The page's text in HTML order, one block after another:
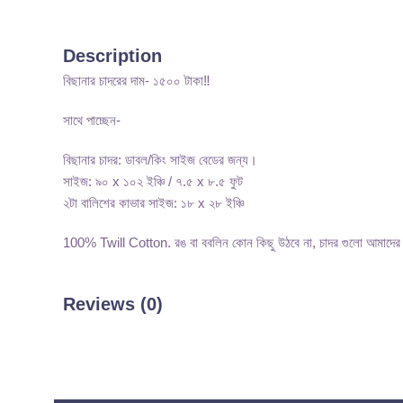
Description
বিছানার চাদরের দাম- ১৫০০ টাকা‼️
সাথে পাচ্ছেন-
বিছানার চাদর: ডাবল/কিং সাইজ বেডের জন্য।
সাইজ: ৯০ x ১০২ ইঞ্চি / ৭.৫ x ৮.৫ ফুট
২টা বালিশের কাভার সাইজ: ১৮ x ২৮ ইঞ্চি
100% Twill Cotton. রঙ বা ববলিন কোন কিছু উঠবে না, চাদর গুলো আমাদের
Reviews (0)